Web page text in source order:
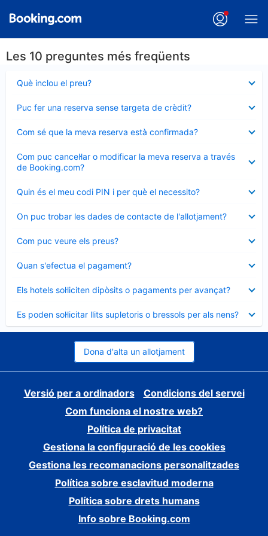
Les 10 preguntes més freqüents
Què inclou el preu?
tancat
Puc fer una reserva sense targeta de crèdit?
tancat
Com sé que la meva reserva està confirmada?
tancat
Com puc cancel·lar o modificar la meva reserva a través
de Booking.com?
tancat
Quin és el meu codi PIN i per què el necessito?
tancat
On puc trobar les dades de contacte de l'allotjament?
tancat
Com puc veure els preus?
tancat
Quan s'efectua el pagament?
tancat
Els hotels sol·liciten dipòsits o pagaments per avançat?
tancat
Es poden sol·licitar llits supletoris o bressols per als nens?
tancat
Dona d'alta un allotjament
Versió per a ordinadors
Condicions del servei
Com funciona el nostre web?
Política de privacitat
Gestiona la configuració de les cookies
Gestiona les recomanacions personalitzades
Política sobre esclavitud moderna
Política sobre drets humans
Info sobre Booking.com